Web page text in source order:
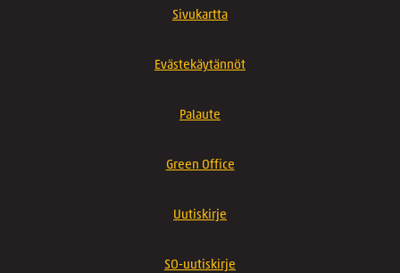
Sivukartta
Evästekäytännöt
Palaute
Green Office
Uutiskirje
SO-uutiskirje